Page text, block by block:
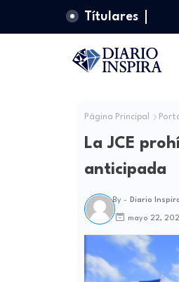
Títulares
Página Principal
La JCE
anticipada
By - Diario
mayo 22,